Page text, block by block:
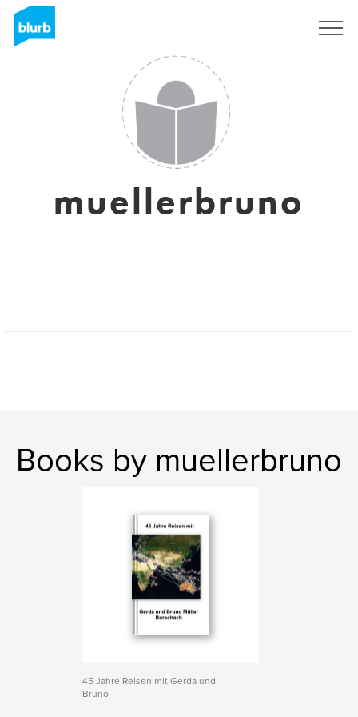
muellerbruno
Books by muellerbruno
45 Jahre Reisen mit Gerda und
Bruno